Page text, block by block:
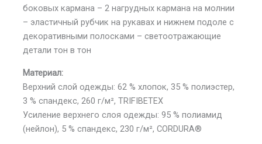
боковых кармана – 2 нагрудных кармана на молнии
– эластичный рубчик на рукавах и нижнем подоле с
декоративными полосками – светоотражающие
детали тон в тон
Материал:
Верхний слой одежды: 62 % хлопок, 35 % полиэстер,
3 % спандекс, 260 г/м², TRIFIBETEX
Усиление верхнего слоя одежды: 95 % полиамид
(нейлон), 5 % спандекс, 230 г/м², CORDURA®